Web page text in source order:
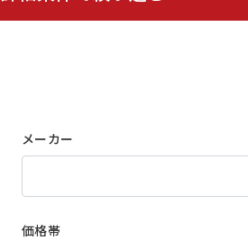
メーカー
価格帯